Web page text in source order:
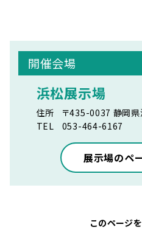
開催会場
浜松展示場
住所
〒435-0037 静岡
TEL
053-464-6167
展示場のペ
このページ